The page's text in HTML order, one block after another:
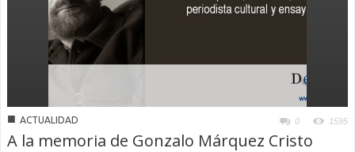
■ ACTUALIDAD 0 1595
A la memoria de Gonzalo Márquez Cristo